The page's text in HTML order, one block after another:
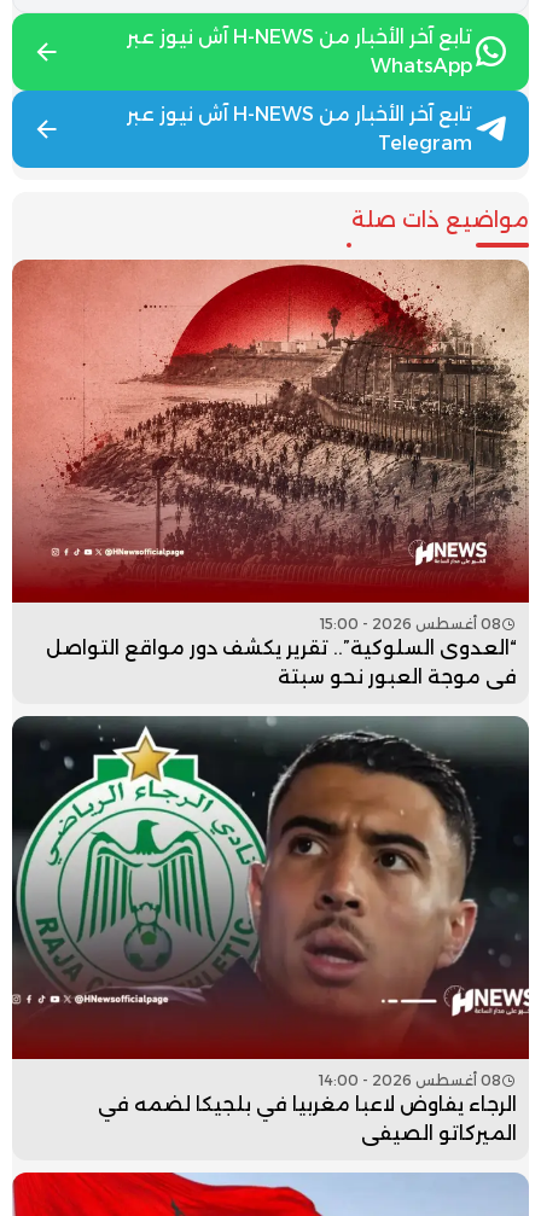
تابع آخر الأخبار من H-NEWS آش نيوز عبر
WhatsApp
تابع آخر الأخبار من H-NEWS آش نيوز عبر
Telegram
مواضيع ذات صلة
08 أغسطس 2026 - 15:00
“العدوى السلوكية”.. تقرير يكشف دور مواقع التواصل
في موجة العبور نحو سبتة
08 أغسطس 2026 - 14:00
الرجاء يفاوض لاعبا مغربيا في بلجيكا لضمه في
الميركاتو الصيفي